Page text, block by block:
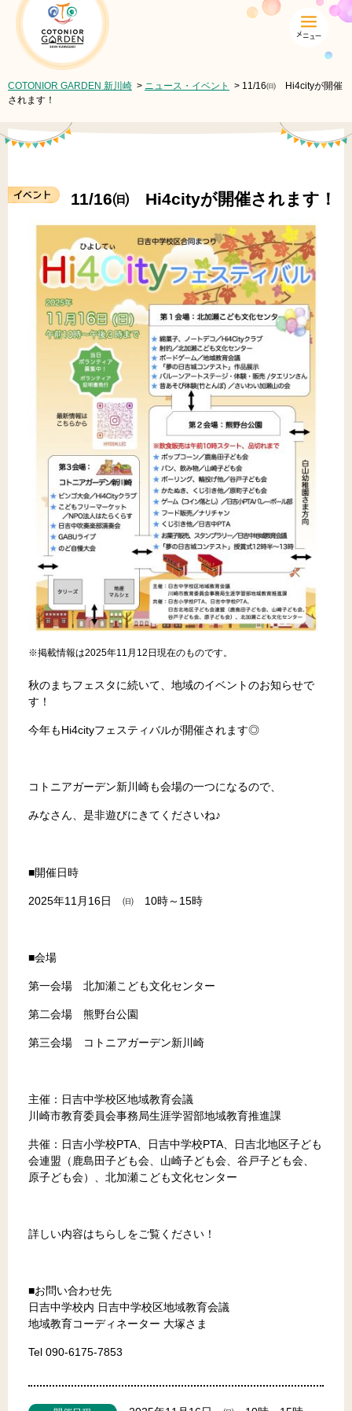
COTONIOR GARDEN 新川崎
COTONIOR GARDEN 新川崎 > ニュース・イベント
> 11/16㈰ Hi4cityが開催
されます！
11/16㈰ Hi4cityが開催されます！
※掲載情報は2025年11月12日現在のものです。
秋のまちフェスタに続いて、地域のイベントのお知らせで
す！
今年もHi4cityフェスティバルが開催されます◎
コトニアガーデン新川崎も会場の一つになるので、
みなさん、是非遊びにきてくださいね♪
■開催日時
2025年11月16日 ㈰ 10時～15時
■会場
第一会場 北加瀬こども文化センター
第二会場 熊野台公園
第三会場 コトニアガーデン新川崎
主催：日吉中学校区地域教育会議
川崎市教育委員会事務局生涯学習部地域教育推進課
共催：日吉小学校PTA、日吉中学校PTA、日吉北地区子ども
会連盟（鹿島田子ども会、山崎子ども会、谷戸子ども会、
原子ども会）、北加瀬こども文化センター
詳しい内容はちらしをご覧ください！
■お問い合わせ先
日吉中学校内 日吉中学校区地域教育会議
地域教育コーディネーター 大塚さま
Tel 090-6175-7853